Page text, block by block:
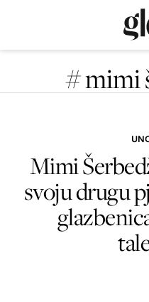
# mimi
Mimi
svoju drugu